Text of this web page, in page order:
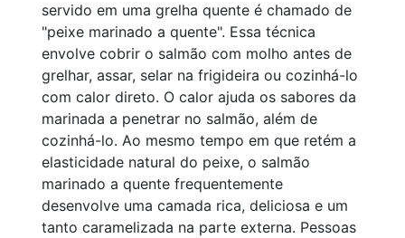
servido em uma grelha quente é chamado de
"peixe marinado a quente". Essa técnica
envolve cobrir o salmão com molho antes de
grelhar, assar, selar na frigideira ou cozinhá-lo
com calor direto. O calor ajuda os sabores da
marinada a penetrar no salmão, além de
cozinhá-lo. Ao mesmo tempo em que retém a
elasticidade natural do peixe, o salmão
marinado a quente frequentemente
desenvolve uma camada rica, deliciosa e um
tanto caramelizada na parte externa. Pessoas